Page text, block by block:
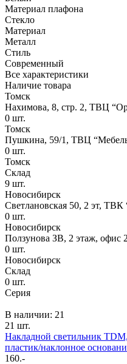
Материал плафона
Стекло
Материал
Металл
Стиль
Современный
Все характеристики
Наличие товара
Томск
Нахимова, 8, стр. 2​, ТВЦ
0 шт.
Томск
Пушкина, 59/1, ТВЦ
0 шт.
Томск
Склад
9 шт.
Новосибирск
Светлановская 50, 2 эт, ТВК
0 шт.
Новосибирск
Ползунова ЗВ, 2 этаж, офис
0 шт.
Новосибирск
Склад
0 шт.
Серия
В наличии: 21
21 шт.
Накладной светильник
пластик/наклонное
160.-